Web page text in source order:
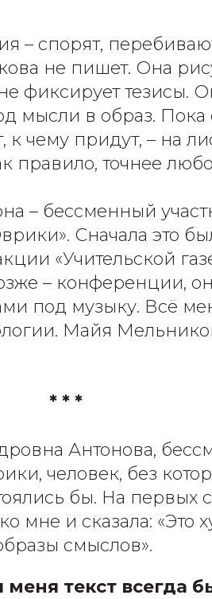
– спорят,
не пишет. Она
фиксирует тезисы.
мысли в образ.
к чему придут, – на
правило, точнее
– бессменный
Сначала это
«Учительской
– конференции,
под музыку. Всё
Майя
* * *
Антонова,
человек, без
бы. На первых
мне и сказала: «Это
смыслов».
текст всегда